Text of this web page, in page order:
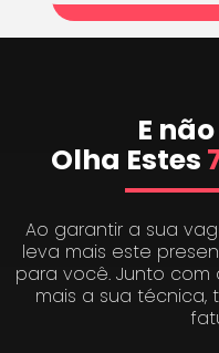
E
Olha Estes
Ao garantir a sua
leva mais este
para você. Junto com
mais a sua